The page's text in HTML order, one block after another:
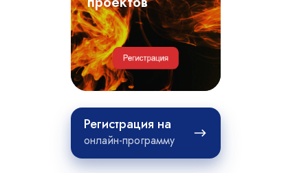
проектов
Регистрация на
онлайн-программу
Регистрация